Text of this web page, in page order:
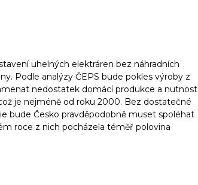
uhelných elektráren bez náhradních
Podle analýzy ČEPS bude pokles výroby z
nedostatek domácí produkce a nutnost
je nejméně od roku 2000. Bez dostatečné
bude Česko pravděpodobně muset spoléhat
roce z nich pocházela téměř polovina